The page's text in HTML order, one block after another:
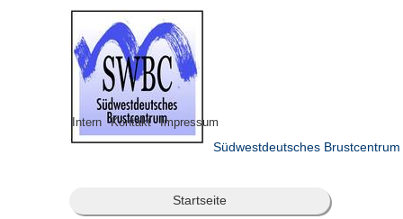
Intern Kontakt Impressum
Südwestdeutsches Brustcentrum
Startseite